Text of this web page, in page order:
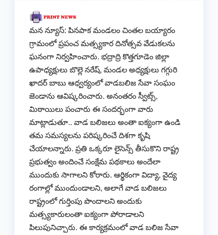
మన న్యూస్: పినపాక మండలం చింతల బయ్యారం
గ్రామంలో ప్రపంచ మత్స్యకార దినోత్సవ వేడుకలను
ఘనంగా నిర్వహించారు. భద్రాద్రి కొత్తగూడెం జిల్లా
ఉపాధ్యక్షులు బొల్లె నరేష్, మండల అధ్యక్షులు గగ్గురి
ఖాదర్ బాబు ఆధ్వర్యంలో వాడబలిజ సేవా సంఘం
జెండాను ఆవిష్కరించారు. అనంతరం స్వీట్స్,
మిఠాయిలు పంచారు ఈ సందర్భంగా వారు
మాట్లాడుతూ.. వాడ బలిజలు అంతా ఐక్యంగా ఉండి
తమ సమస్యలను పరిష్కరించే దిశగా కృషి
చేయాలన్నారు. ప్రతి ఒక్కరూ లైసెన్స్ తీసుకొని రాష్ట్ర
ప్రభుత్వం అందించే సంక్షేమ పథకాలు అందేలా
ముందుకు సాగాలని కోరారు. ఆర్థికంగా విద్యా, వైద్య
రంగాల్లో ముందుండాలని, అలాగే వాడ బలిజలు
రాష్ట్రంలో గుర్తింపు పొందాలని అందుకు
మత్స్యకారులంతా ఐక్యంగా పోరాడాలని
పిలుపునిచ్చారు. ఈ కార్యక్రమంలో వాడ బలిజ సేవా